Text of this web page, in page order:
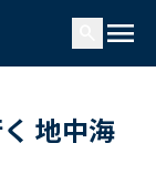
menu
地中海